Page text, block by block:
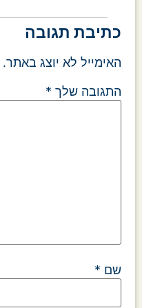
כתיבת תגובה
האימייל לא יוצג באתר.
התגובה שלך *
שם *